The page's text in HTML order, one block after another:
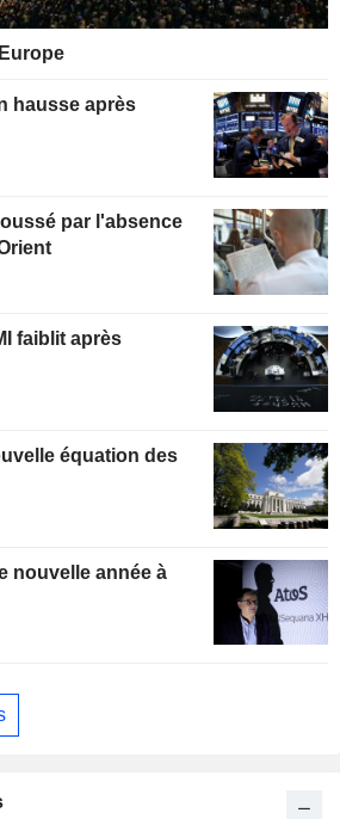
hausse après
par l'absence
faiblit après
équation des